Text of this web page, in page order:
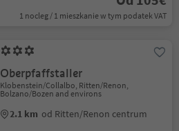
1 nocleg / 1 mieszkanie w tym podatek VAT
Oberpfaffstaller
Klobenstein/Collalbo, Ritten/Renon,
Bolzano/Bozen and environs
2.1 km od Ritten/Renon centrum